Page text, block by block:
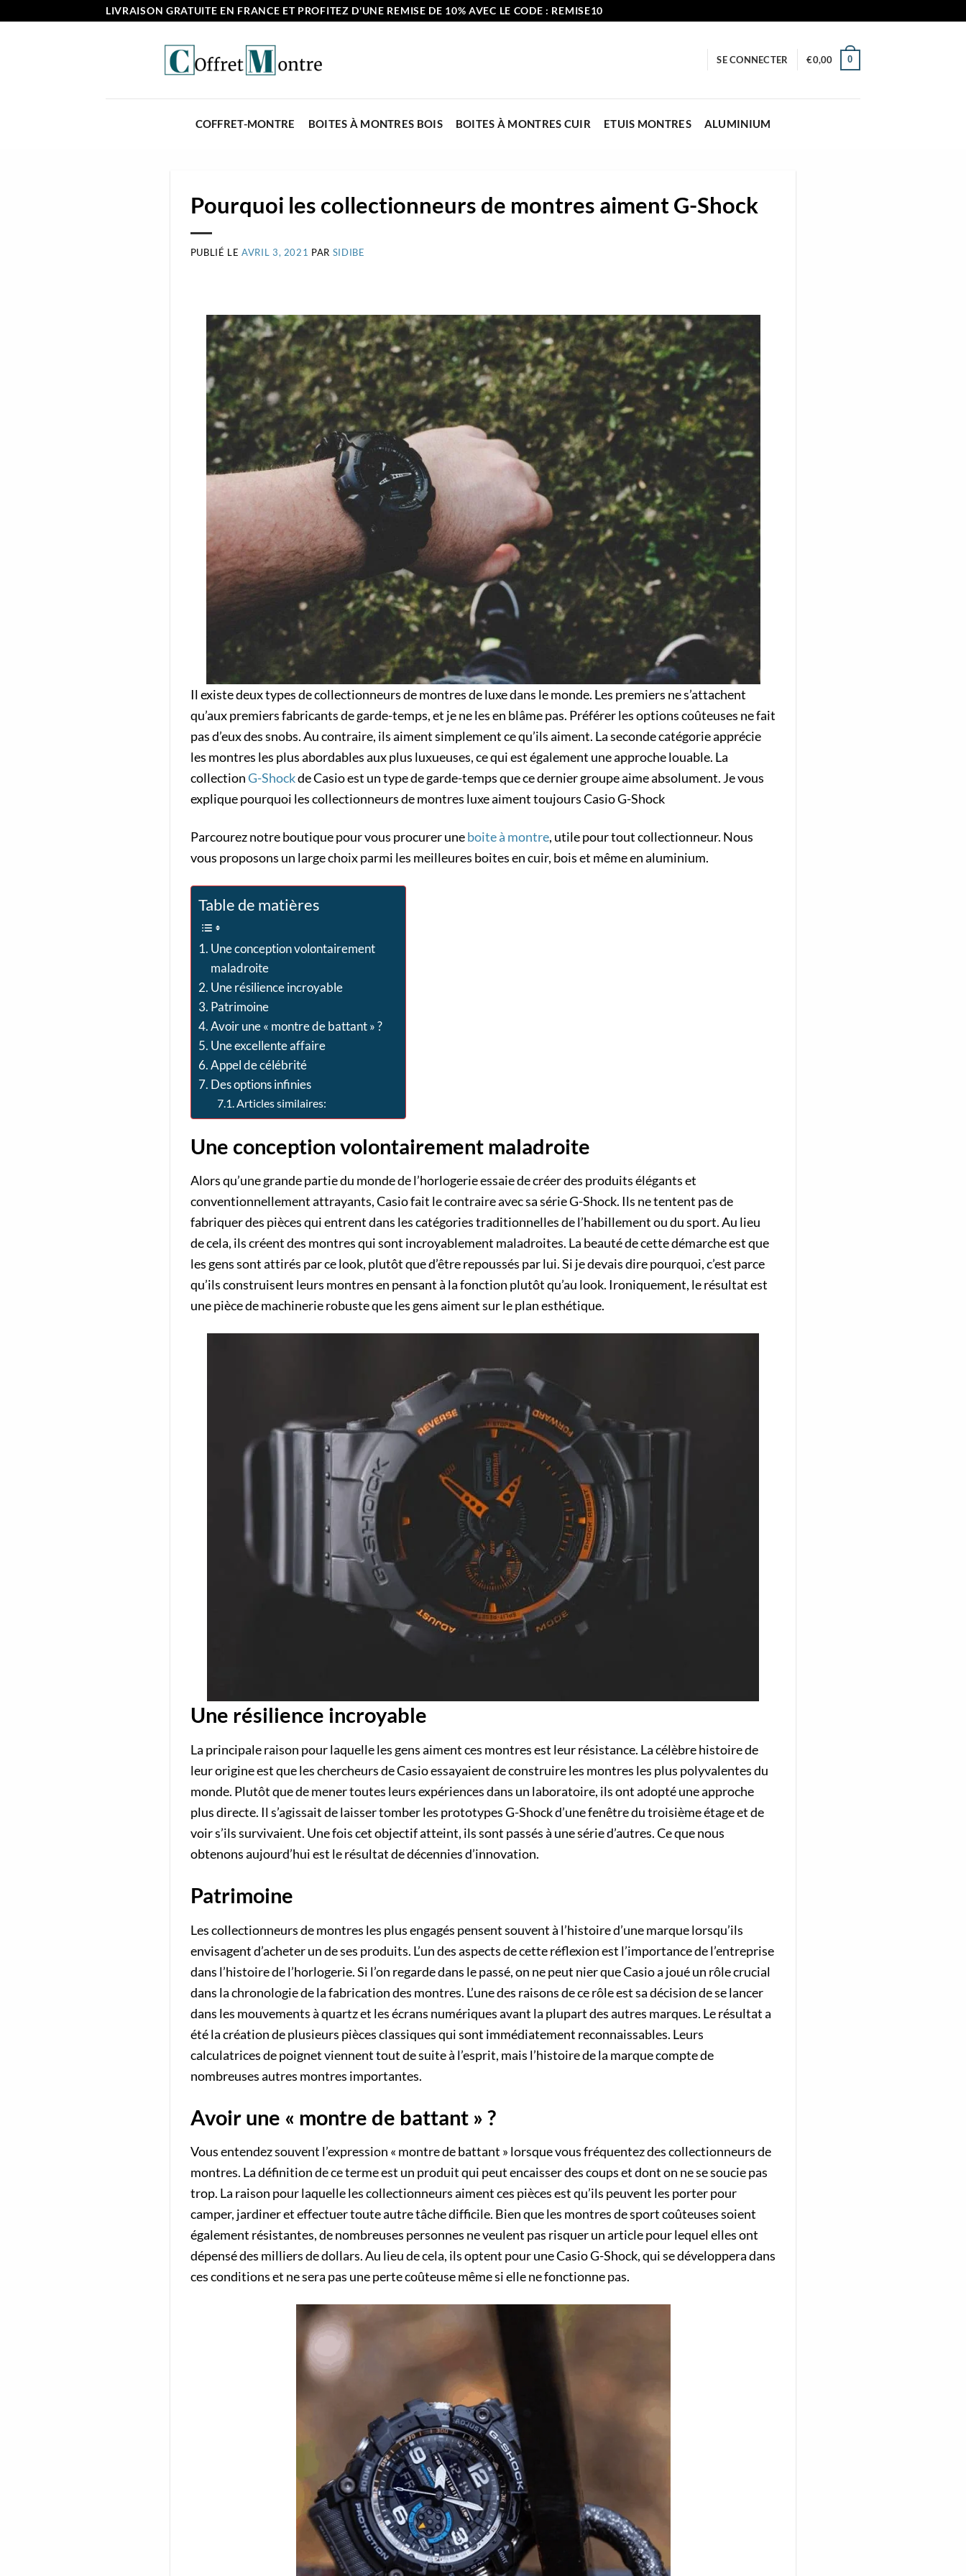
LIVRAISON GRATUITE EN FRANCE ET PROFITEZ D'UNE REMISE DE 10% AVEC LE CODE : REMISE10
SE CONNECTER €0,00 0
COFFRET-MONTRE BOITES À MONTRES BOIS BOITES À MONTRES CUIR ETUIS MONTRES ALUMINIUM
Pourquoi les collectionneurs de montres aiment G-Shock
PUBLIÉ LEAVRIL 3, 2021 PAR SIDIBE
Il existe deux types de collectionneurs de montres de luxe dans le monde. Les premiers ne s’attachent
qu’aux premiers fabricants de garde-temps, et je ne les en blâme pas. Préférer les options coûteuses ne fait
pas d’eux des snobs. Au contraire, ils aiment simplement ce qu’ils aiment. La seconde catégorie apprécie
les montres les plus abordables aux plus luxueuses, ce qui est également une approche louable. La
collectionG-Shockde Casio est un type de garde-temps que ce dernier groupe aime absolument. Je vous
explique pourquoi les collectionneurs de montres luxe aiment toujours Casio G-Shock
Parcourez notre boutique pour vous procurer uneboite à montre, utile pour tout collectionneur. Nous
vous proposons un large choix parmi les meilleures boites en cuir, bois et même en aluminium.
Table de matières
Une conception volontairement
maladroite
Une résilience incroyable
Patrimoine
Avoir une « montre de battant » ?
Une excellente affaire
Appel de célébrité
Des options infinies
Articles similaires:
Une conception volontairement maladroite
Alors qu’une grande partie du monde de l’horlogerie essaie de créer des produits élégants et
conventionnellement attrayants, Casio fait le contraire avec sa série G-Shock. Ils ne tentent pas de
fabriquer des pièces qui entrent dans les catégories traditionnelles de l’habillement ou du sport. Au lieu
de cela, ils créent des montres qui sont incroyablement maladroites. La beauté de cette démarche est que
les gens sont attirés par ce look, plutôt que d’être repoussés par lui. Si je devais dire pourquoi, c’est parce
qu’ils construisent leurs montres en pensant à la fonction plutôt qu’au look. Ironiquement, le résultat est
une pièce de machinerie robuste que les gens aiment sur le plan esthétique.
Une résilience incroyable
La principale raison pour laquelle les gens aiment ces montres est leur résistance. La célèbre histoire de
leur origine est que les chercheurs de Casio essayaient de construire les montres les plus polyvalentes du
monde. Plutôt que de mener toutes leurs expériences dans un laboratoire, ils ont adopté une approche
plus directe. Il s’agissait de laisser tomber les prototypes G-Shock d’une fenêtre du troisième étage et de
voir s’ils survivaient. Une fois cet objectif atteint, ils sont passés à une série d’autres. Ce que nous
obtenons aujourd’hui est le résultat de décennies d’innovation.
Patrimoine
Les collectionneurs de montres les plus engagés pensent souvent à l’histoire d’une marque lorsqu’ils
envisagent d’acheter un de ses produits. L’un des aspects de cette réflexion est l’importance de l’entreprise
dans l’histoire de l’horlogerie. Si l’on regarde dans le passé, on ne peut nier que Casio a joué un rôle crucial
dans la chronologie de la fabrication des montres. L’une des raisons de ce rôle est sa décision de se lancer
dans les mouvements à quartz et les écrans numériques avant la plupart des autres marques. Le résultat a
été la création de plusieurs pièces classiques qui sont immédiatement reconnaissables. Leurs
calculatrices de poignet viennent tout de suite à l’esprit, mais l’histoire de la marque compte de
nombreuses autres montres importantes.
Avoir une « montre de battant » ?
Vous entendez souvent l’expression « montre de battant » lorsque vous fréquentez des collectionneurs de
montres. La définition de ce terme est un produit qui peut encaisser des coups et dont on ne se soucie pas
trop. La raison pour laquelle les collectionneurs aiment ces pièces est qu’ils peuvent les porter pour
camper, jardiner et effectuer toute autre tâche difficile. Bien que les montres de sport coûteuses soient
également résistantes, de nombreuses personnes ne veulent pas risquer un article pour lequel elles ont
dépensé des milliers de dollars. Au lieu de cela, ils optent pour une Casio G-Shock, qui se développera dans
ces conditions et ne sera pas une perte coûteuse même si elle ne fonctionne pas.